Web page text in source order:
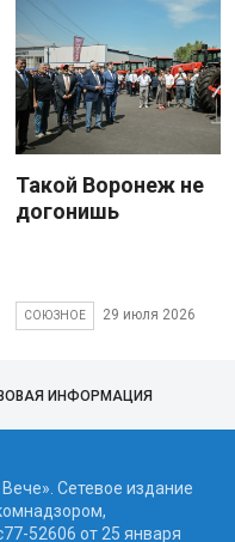
Такой Воронеж не
догонишь
СОЮЗНОЕ 29 июля 2026
ИНФОРМАЦИЯ
Сетевое издание
52606 от 25 января